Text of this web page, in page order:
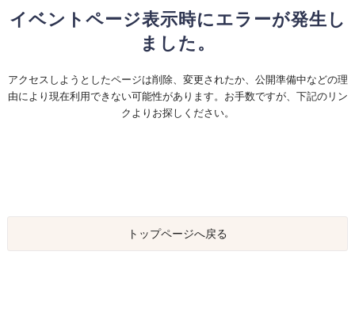
イベントページ表示時にエラーが発生し
ました。
アクセスしようとしたページは削除、変更されたか、公開準備中などの理
由により現在利用できない可能性があります。お手数ですが、下記のリン
クよりお探しください。
トップページへ戻る